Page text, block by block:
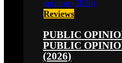
Reviews
PUBLIC
PUBLIC
(2026)